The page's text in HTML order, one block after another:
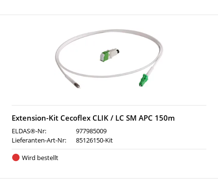
Extension-Kit Cecoflex CLIK / LC SM APC 150m
ELDAS®-Nr:
977985009
Lieferanten-Art-Nr:
85126150-Kit
Wird bestellt